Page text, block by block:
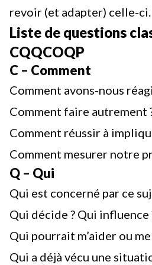
revoir (et adapter) celle-ci.
Liste de questions
CQQCOQP
C – Comment
Comment avons-nous
Comment faire autrement
Comment réussir à
Comment mesurer notre
Q – Qui
Qui est concerné par ce
Qui décide ? Qui influence
Qui pourrait m’aider ou
Qui a déjà vécu une